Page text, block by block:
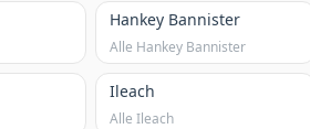
Hankey Bannister
Alle Hankey Bannister
Ileach
Alle Ileach